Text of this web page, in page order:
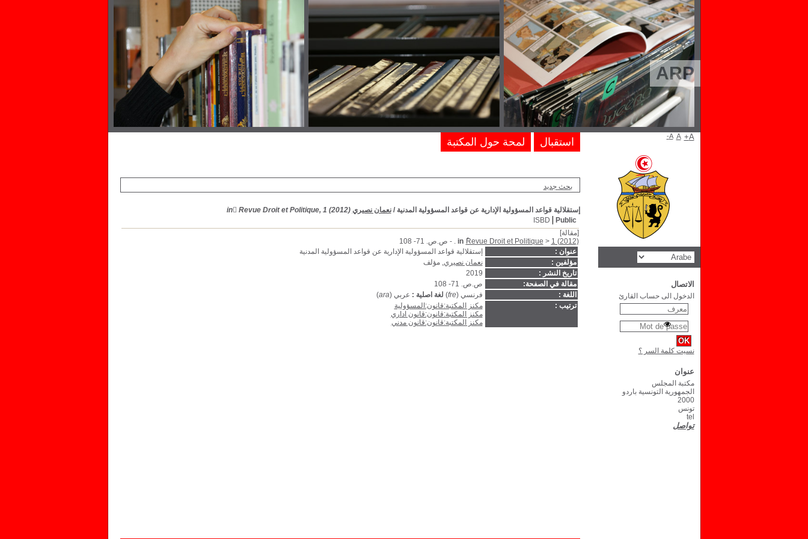
ARP
بحث جديد
إستقلالية قواعد المسؤولية الإدارية عن قواعد المسؤولية المدنية /نعمان نصيري in ٌRevue Droit et Politique, 1 (2012)
Public
ISBD
[مقالة]
in ٌRevue Droit et Politique > 1 (2012)
. - ص.ص. 71- 108
عنوان :
إستقلالية قواعد المسؤولية الإدارية عن قواعد المسؤولية المدنية
مؤلفين :
نعمان نصيري, مؤلف
تاريخ النشر :
2019
مقالة في الصفحة:
ص.ص. 71- 108
اللغة :
فرنسي (fre
) لغة اصلية : عربي (ara
)
ترتيب :
مكنز المكتبة:قانون:المسؤولية
مكنز المكتبة:قانون:قانون اداري
مكنز المكتبة:قانون:قانون مدني
استقبال لمحة حول المكتبة A- A A+
الاتصال
الدخول الى حساب القارئ
نسيت كلمة السر ؟
عنوان
مكتبة المجلس
الجمهورية التونسية باردو
2000
تونس
tel
تواصل